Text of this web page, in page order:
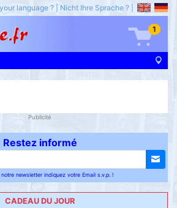
language ? Nicht Ihre Sprache ?
1
Publicité
Restez informé
newsletter indiquez votre Email s.v.p. !
CADEAU DU JOUR